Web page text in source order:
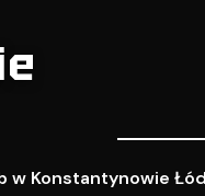
w Konstantynowie